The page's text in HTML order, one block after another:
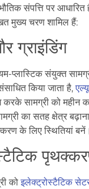
संपत्ति पर
मुख्य चरण शामिल हैं:
ग्राइंडिंग
प्लास्टिक संयुक्त
किया जाता है,
करके सामग्री को महीन
का सतह क्षेत्र
के लिए स्थितियां बनें।
कोइलेक्ट्रोस्टैटिक